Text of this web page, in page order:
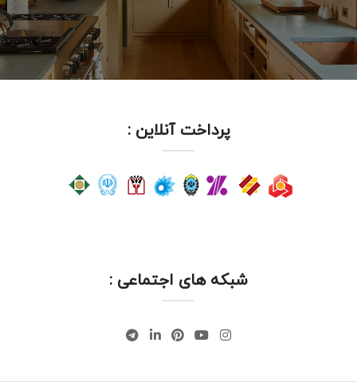
پرداخت آنلاین :
شبکه های اجتماعی :